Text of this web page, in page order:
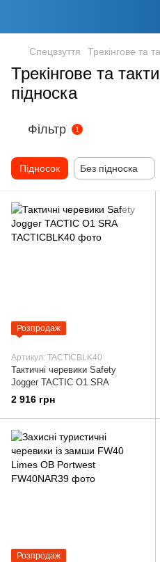
Спецвзуття Трекінгове та
Трекінгове та
підноска
Фільтр 1
Підносок Без підноска
Розпродаж
Артикул: TACTICBLK40
Тактичні черевики Safety
Jogger TACTIC O1 SRA
2 916 грн
Розпродаж